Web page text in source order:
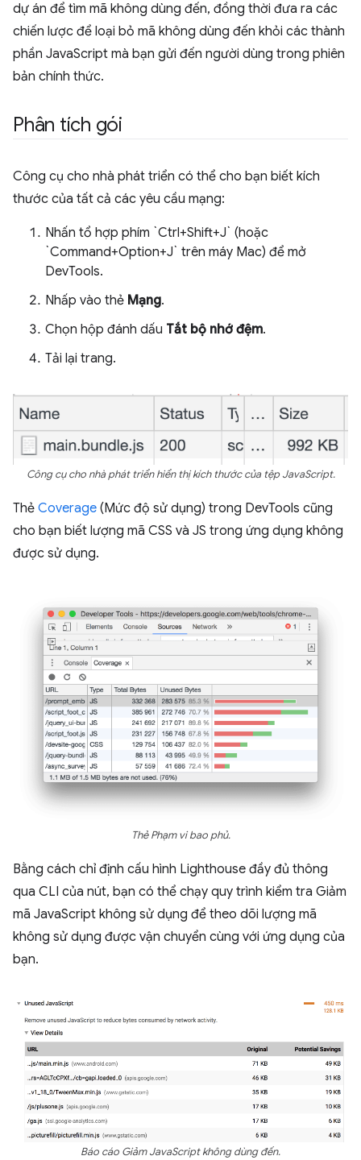
dự án để tìm mã không dùng đến, đồng thời đưa ra các
chiến lược để loại bỏ mã không dùng đến khỏi các thành
phần JavaScript mà bạn gửi đến người dùng trong phiên
bản chính thức.
Phân tích gói
Công cụ cho nhà phát triển có thể cho bạn biết kích
thước của tất cả các yêu cầu mạng:
Nhấn tổ hợp phím `Ctrl+Shift+J` (hoặc
`Command+Option+J` trên máy Mac) để mở
DevTools.
Nhấp vào thẻ Mạng.
Chọn hộp đánh dấu Tắt bộ nhớ đệm.
Tải lại trang.
Công cụ cho nhà phát triển hiển thị kích thước của tệp JavaScript.
Thẻ Coverage (Mức độ sử dụng) trong DevTools cũng
cho bạn biết lượng mã CSS và JS trong ứng dụng không
được sử dụng.
Thẻ Phạm vi bao phủ.
Bằng cách chỉ định cấu hình Lighthouse đầy đủ thông
qua CLI của nút, bạn có thể chạy quy trình kiểm tra Giảm
mã JavaScript không sử dụng để theo dõi lượng mã
không sử dụng được vận chuyển cùng với ứng dụng của
bạn.
Báo cáo Giảm JavaScript không dùng đến.